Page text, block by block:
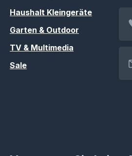
Haushalt Kleingeräte
Garten & Outdoor
TV & Multimedia
Sale